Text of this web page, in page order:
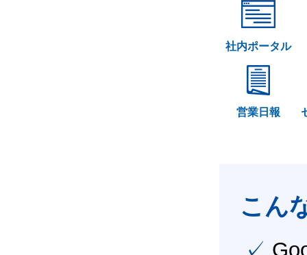
社内ポータル
営業日報
こん
✓ Google Workspace（旧G Suite） を社内で導入